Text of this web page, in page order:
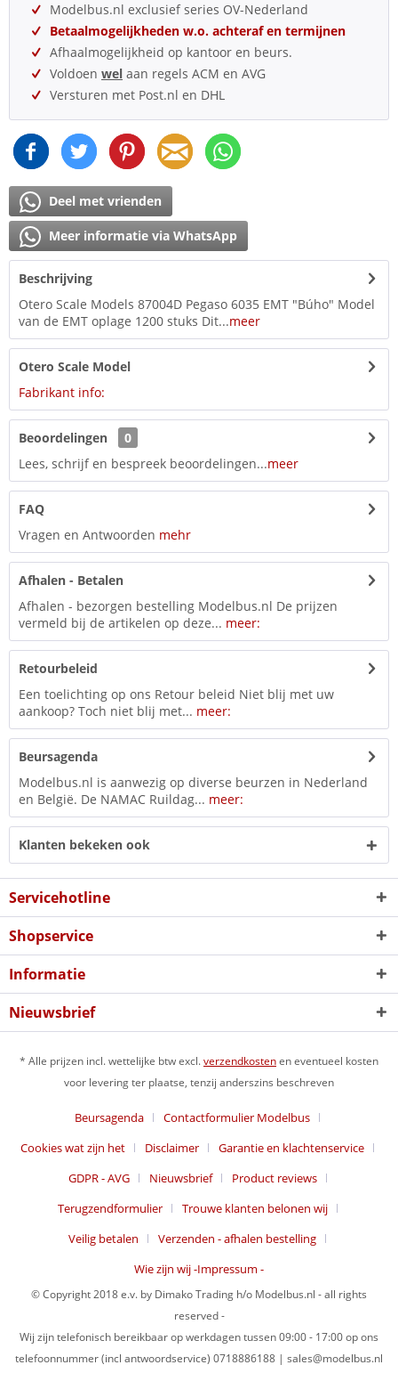
Modelbus.nl exclusief series OV-Nederland
Betaalmogelijkheden w.o. achteraf en termijnen
Afhaalmogelijkheid op kantoor en beurs.
Voldoen wel aan regels ACM en AVG
Versturen met Post.nl en DHL
Deel met vrienden
Meer informatie via WhatsApp
Beschrijving
Otero Scale Models 87004D Pegaso 6035 EMT "Búho" Model
van de EMT oplage 1200 stuks Dit...meer
Otero Scale Model
Fabrikant info:
Beoordelingen
0
Lees, schrijf en bespreek beoordelingen...meer
FAQ
Vragen en Antwoorden mehr
Afhalen - Betalen
Afhalen - bezorgen bestelling Modelbus.nl De prijzen
vermeld bij de artikelen op deze... meer:
Retourbeleid
Een toelichting op ons Retour beleid Niet blij met uw
aankoop? Toch niet blij met... meer:
Beursagenda
Modelbus.nl is aanwezig op diverse beurzen in Nederland
en België. De NAMAC Ruildag... meer:
Klanten bekeken ook
Servicehotline
Shopservice
Informatie
Nieuwsbrief
* Alle prijzen incl. wettelijke btw excl.verzendkostenen eventueel kosten
voor levering ter plaatse, tenzij anderszins beschreven
Beursagenda
Contactformulier Modelbus
Cookies wat zijn het
Disclaimer
Garantie en klachtenservice
GDPR - AVG
Nieuwsbrief
Product reviews
Terugzendformulier
Trouwe klanten belonen wij
Veilig betalen
Verzenden - afhalen bestelling
Wie zijn wij -Impressum -
© Copyright 2018 e.v. by Dimako Trading h/o Modelbus.nl - all rights
reserved -
Wij zijn telefonisch bereikbaar op werkdagen tussen 09:00 - 17:00 op ons
telefoonnummer (incl antwoordservice) 0718886188 | sales@modelbus.nl